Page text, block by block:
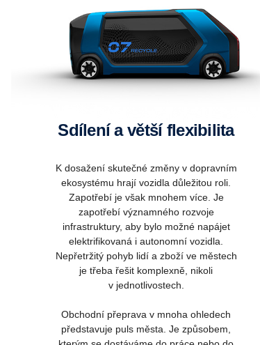
Sdílení a větší flexibilita
K dosažení skutečné změny v dopravním
ekosystému hrají vozidla důležitou roli.
Zapotřebí je však mnohem více. Je
zapotřebí významného rozvoje
infrastruktury, aby bylo možné napájet
elektrifikovaná i autonomní vozidla.
Nepřetržitý pohyb lidí a zboží ve městech
je třeba řešit komplexně, nikoli
v jednotlivostech.
Obchodní přeprava v mnoha ohledech
představuje puls města. Je způsobem,